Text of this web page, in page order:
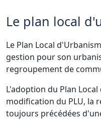
Le plan local
Le Plan Local
gestion pour son
regroupement de
L'adoption du Plan
modification du PLU, la
toujours précédées